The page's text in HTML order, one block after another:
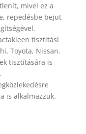
mivel ez a
repedésbe bejut
tisztítási
Toyota, Nissan.
tisztítására is
is alkalmazzuk.